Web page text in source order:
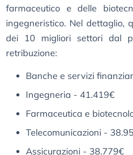
farmaceutico e delle
ingegneristico. Nel dettaglio,
dei 10 migliori settori dal
retribuzione:
Banche e servizi
Ingegneria - 41.419€
Farmaceutica e
Telecomunicazioni -
Assicurazioni - 38.779€